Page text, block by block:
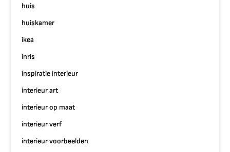
huis
huiskamer
ikea
inris
inspiratie interieur
interieur art
interieur op maat
interieur verf
interieur voorbeelden